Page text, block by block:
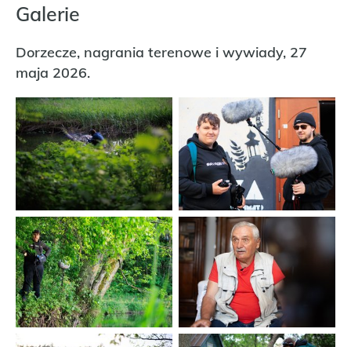
Galerie
Dorzecze, nagrania terenowe i wywiady, 27
maja 2026.